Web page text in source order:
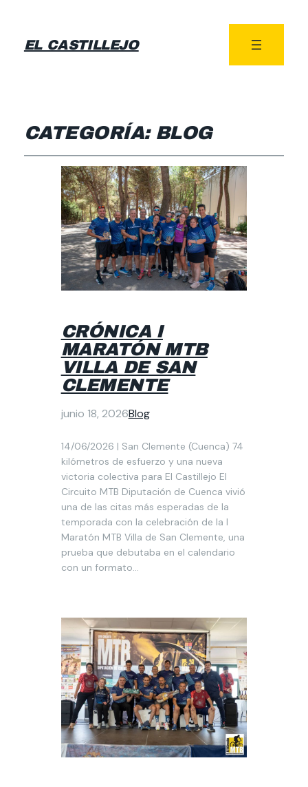
EL CASTILLEJO
CATEGORÍA: BLOG
CRÓNICA I
MARATÓN MTB
VILLA DE SAN
CLEMENTE
junio 18, 2026Blog
14/06/2026 | San Clemente (Cuenca) 74
kilómetros de esfuerzo y una nueva
victoria colectiva para El Castillejo El
Circuito MTB Diputación de Cuenca vivió
una de las citas más esperadas de la
temporada con la celebración de la I
Maratón MTB Villa de San Clemente, una
prueba que debutaba en el calendario
con un formato…